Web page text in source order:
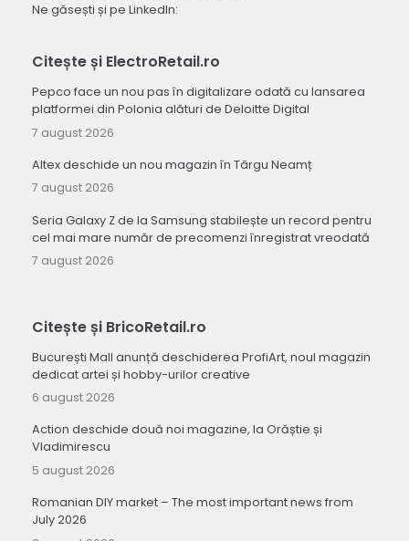
Ne găsești și pe LinkedIn:
Citește și ElectroRetail.ro
Pepco face un nou pas în digitalizare odată cu lansarea
platformei din Polonia alături de Deloitte Digital
7 august 2026
Altex deschide un nou magazin în Târgu Neamț
7 august 2026
Seria Galaxy Z de la Samsung stabilește un record pentru
cel mai mare număr de precomenzi înregistrat vreodată
7 august 2026
Citește și BricoRetail.ro
București Mall anunță deschiderea ProfiArt, noul magazin
dedicat artei și hobby-urilor creative
6 august 2026
Action deschide două noi magazine, la Orăștie și
Vladimirescu
5 august 2026
Romanian DIY market – The most important news from
July 2026